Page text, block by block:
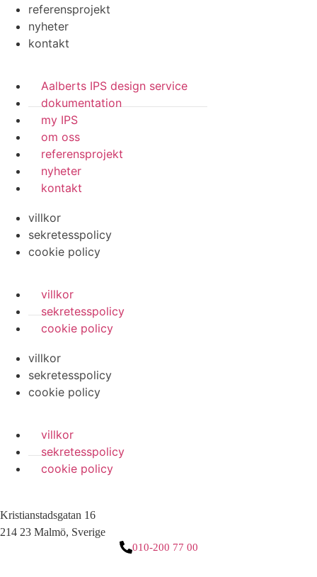
referensprojekt
nyheter
kontakt
Aalberts IPS design service
dokumentation
my IPS
om oss
referensprojekt
nyheter
kontakt
villkor
sekretesspolicy
cookie policy
villkor
sekretesspolicy
cookie policy
villkor
sekretesspolicy
cookie policy
villkor
sekretesspolicy
cookie policy
Kristianstadsgatan 16
214 23 Malmö, Sverige
010-200 77 00